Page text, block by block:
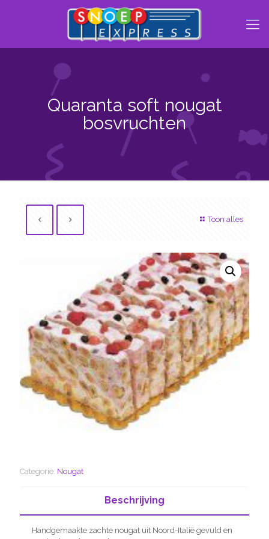
Quaranta soft nougat
bosvruchten
Toon alles
Categorie: Nougat
Beschrijving
Handgemaakte zachte nougat uit Noord-Italië gevuld en